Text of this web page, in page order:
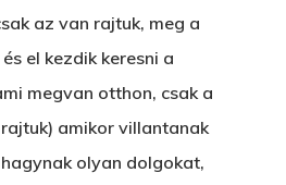
az van rajtuk, meg a
el kezdik keresni a
megvan otthon, csak a
amikor villantanak
olyan dolgokat,